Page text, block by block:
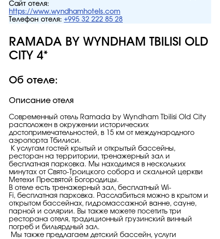
Сайт отеля:
https://www.wyndhamhotels.com
Телефон отеля: +995 32 222 85 28
RAMADA BY WYNDHAM TBILISI OLD
CITY 4*
Об отеле:
Описание отеля
Современный отель Ramada by Wyndham Tbilisi Old City
расположен в окружении исторических
достопримечательностей, в 15 км от международного
аэропорта Тбилиси.
К услугам гостей крытый и открытый бассейны,
ресторан на территории, тренажерный зал и
бесплатная парковка. Мы находимся в нескольких
минутах от Свято-Троицкого собора и скальной церкви
Метехи Пресвятой Богородицы.
В отеле есть тренажерный зал, бесплатный Wi-
Fi, бесплатная парковка. Расслабиться можно в крытом и
открытом бассейнах, гидромассажной ванне, сауне,
парной и солярии. Вы также можете посетить три
ресторана отеля, традиционный грузинский винный
погреб и бильярдный зал.
Мы также предлагаем детский бассейн, услуги